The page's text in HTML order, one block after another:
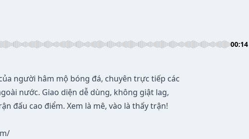
00:14
người hâm mộ bóng đá, chuyên trực tiếp các
nước. Giao diện dễ dùng, không giật lag,
đấu cao điểm. Xem là mê, vào là thấy trận!